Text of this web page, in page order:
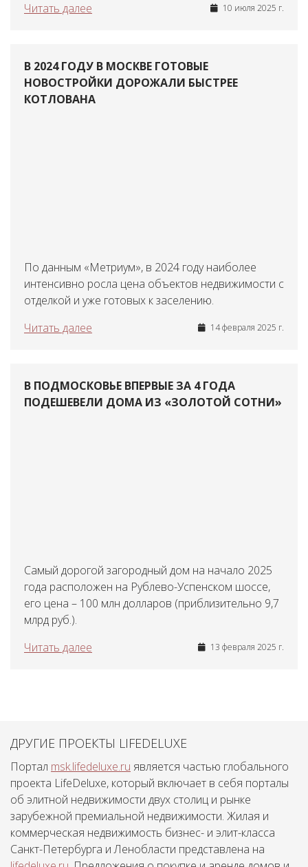
Читать далее
10 июля 2025 г.
В 2024 ГОДУ В МОСКВЕ ГОТОВЫЕ
НОВОСТРОЙКИ ДОРОЖАЛИ БЫСТРЕЕ
КОТЛОВАНА
По данным «Метриум», в 2024 году наиболее
интенсивно росла цена объектов недвижимости с
отделкой и уже готовых к заселению.
Читать далее
14 февраля 2025 г.
В ПОДМОСКОВЬЕ ВПЕРВЫЕ ЗА 4 ГОДА
ПОДЕШЕВЕЛИ ДОМА ИЗ «ЗОЛОТОЙ СОТНИ»
Самый дорогой загородный дом на начало 2025
года расположен на Рублево-Успенском шоссе,
его цена – 100 млн долларов (приблизительно 9,7
млрд руб.).
Читать далее
13 февраля 2025 г.
ДРУГИЕ ПРОЕКТЫ LIFEDELUXE
Портал msk.lifedeluxe.ru является частью глобального
проекта LifeDeluxe, который включает в себя порталы
об элитной недвижимости двух столиц и рынке
зарубежной премиальной недвижимости. Жилая и
коммерческая недвижимость бизнес- и элит-класса
Санкт-Петербурга и Ленобласти представлена на